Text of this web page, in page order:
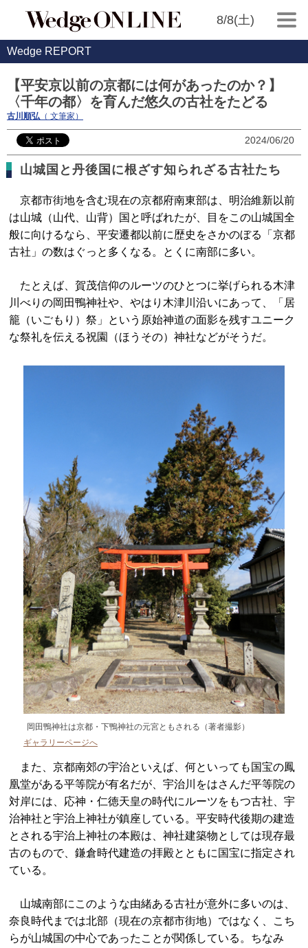
8/8(土)
Wedge REPORT
【平安京以前の京都には何があったのか？】
〈千年の都〉を育んだ悠久の古社をたどる
古川順弘 （ 文筆家）
2024/06/20
山城国と丹後国に根ざす知られざる古社たち
京都市街地を含む現在の京都府南東部は、明治維新以前
は山城（山代、山背）国と呼ばれたが、目をこの山城国全
般に向けるなら、平安遷都以前に歴史をさかのぼる「京都
古社」の数はぐっと多くなる。とくに南部に多い。
たとえば、賀茂信仰のルーツのひとつに挙げられる木津
川べりの岡田鴨神社や、やはり木津川沿いにあって、「居
籠（いごもり）祭」という原始神道の面影を残すユニーク
な祭礼を伝える祝園（ほうその）神社などがそうだ。
岡田鴨神社は京都・下鴨神社の元宮ともされる（著者撮影）
ギャラリーページへ
また、京都南郊の宇治といえば、何といっても国宝の鳳
凰堂がある平等院が有名だが、宇治川をはさんだ平等院の
対岸には、応神・仁徳天皇の時代にルーツをもつ古社、宇
治神社と宇治上神社が鎮座している。平安時代後期の建造
とされる宇治上神社の本殿は、神社建築物としては現存最
古のもので、鎌倉時代建造の拝殿とともに国宝に指定され
ている。
山城南部にこのような由緒ある古社が意外に多いのは、
奈良時代までは北部（現在の京都市街地）ではなく、こち
らが山城国の中心であったことが関係している。ちなみ